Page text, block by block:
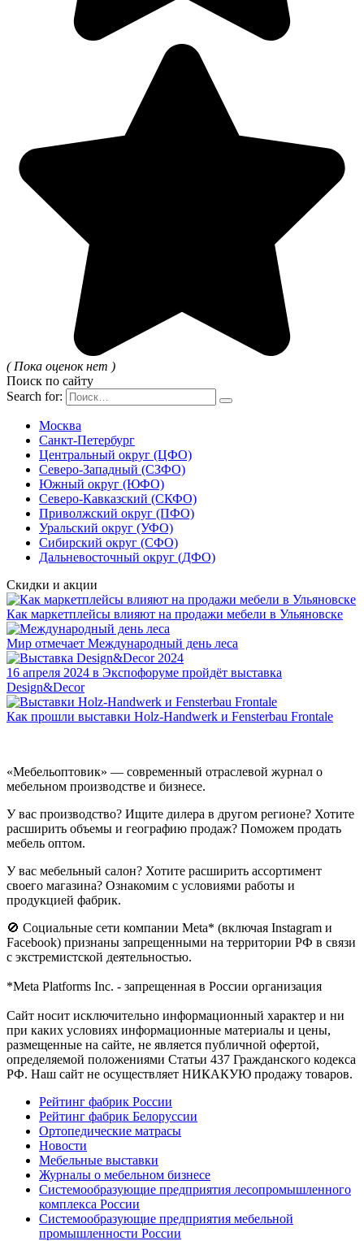
( Пока оценок нет )
Поиск по сайту
Search for:
Москва
Санкт-Петербург
Центральный округ (ЦФО)
Северо-Западный (СЗФО)
Южный округ (ЮФО)
Северо-Кавказский (СКФО)
Приволжский округ (ПФО)
Уральский округ (УФО)
Сибирский округ (СФО)
Дальневосточный округ (ДФО)
Скидки и акции
Как маркетплейсы влияют на продажи мебели в Ульяновске
Мир отмечает Международный день леса
16 апреля 2024 в Экспофоруме пройдёт выставка
Design&Decor
Как прошли выставки Holz-Handwerk и Fensterbau Frontale
«Мебельоптовик» — современный отраслевой журнал о
мебельном производстве и бизнесе.
У вас производство? Ищите дилера в другом регионе? Хотите
расширить объемы и географию продаж? Поможем продать
мебель оптом.
У вас мебельный салон? Хотите расширить ассортимент
своего магазина? Ознакомим с условиями работы и
продукцией фабрик.
🚫 Социальные сети компании Meta* (включая Instagram и
Facebook) признаны запрещенными на территории РФ в связи
с экстремистской деятельностью.
*Meta Platforms Inc. - запрещенная в России организация
Cайт носит исключительно информационный характер и ни
при каких условиях информационные материалы и цены,
размещенные на сайте, не является публичной офертой,
определяемой положениями Статьи 437 Гражданского кодекса
РФ. Наш сайт не осуществляет НИКАКУЮ продажу товаров.
Рейтинг фабрик России
Рейтинг фабрик Белоруссии
Ортопедические матрасы
Новости
Мебельные выставки
Журналы о мебельном бизнесе
Системообразующие предприятия лесопромышленного
комплекса России
Системообразующие предприятия мебельной
промышленности России